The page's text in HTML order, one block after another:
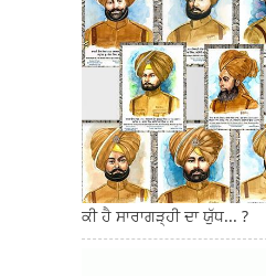
ਕੀ ਹੈ ਸਾਰਾਗੜ੍ਹੀ ਦਾ ਯੁੱਧ... ?